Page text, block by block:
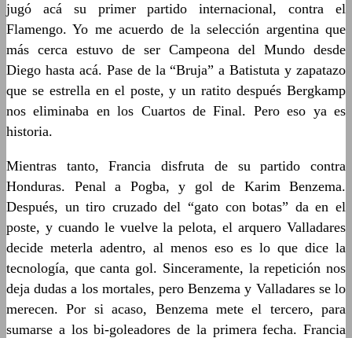
jugó acá su primer partido internacional, contra el
Flamengo. Yo me acuerdo de la selección argentina que
más cerca estuvo de ser Campeona del Mundo desde
Diego hasta acá. Pase de la “Bruja” a Batistuta y zapatazo
que se estrella en el poste, y un ratito después Bergkamp
nos eliminaba en los Cuartos de Final. Pero eso ya es
historia.
Mientras tanto, Francia disfruta de su partido contra
Honduras. Penal a Pogba, y gol de Karim Benzema.
Después, un tiro cruzado del “gato con botas” da en el
poste, y cuando le vuelve la pelota, el arquero Valladares
decide meterla adentro, al menos eso es lo que dice la
tecnología, que canta gol. Sinceramente, la repetición nos
deja dudas a los mortales, pero Benzema y Valladares se lo
merecen. Por si acaso, Benzema mete el tercero, para
sumarse a los bi-goleadores de la primera fecha. Francia